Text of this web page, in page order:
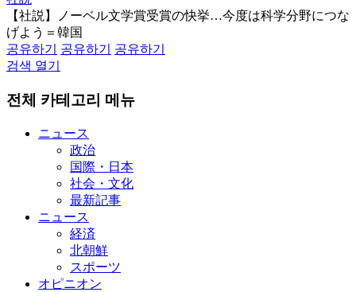
【社説】ノーベル文学賞受賞の快挙…今度は科学分野につな
げよう＝韓国
공유하기
공유하기
공유하기
검색 열기
전체 카테고리 메뉴
ニュース
政治
国際・日本
社会・文化
最新記事
ニュース
経済
北朝鮮
スポーツ
オピニオン